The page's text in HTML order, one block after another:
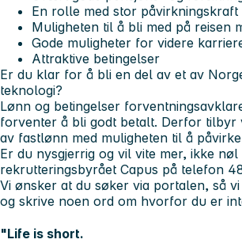
En rolle med stor
Muligheten til å bli med på reisen
Gode muligheter for videre
Attraktive betingelser
Er du klar for å bli en del av et av
teknologi?
Lønn og betingelser
forventer å bli godt betalt. Derfor
av fastlønn med muligheten til å
Er du nysgjerrig og vil vite mer, ikke
rekrutteringsbyrået Capus på telefon
Vi ønsker at du søker via portalen, så
og skrive noen ord om hvorfor du er
"Life is short.